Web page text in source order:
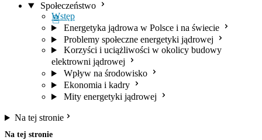
Społeczeństwo
Wstęp
Energetyka jądrowa w Polsce i na świecie
Problemy społeczne energetyki jądrowej
Korzyści i uciążliwości w okolicy budowy
elektrowni jądrowej
Wpływ na środowisko
Ekonomia i kadry
Mity energetyki jądrowej
Na tej stronie
Na tej stronie